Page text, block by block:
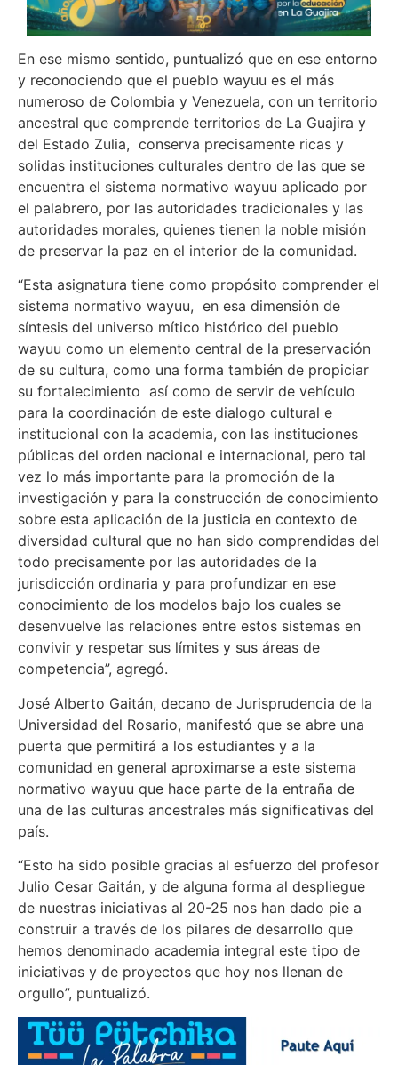
En ese mismo sentido, puntualizó que en ese entorno
y reconociendo que el pueblo wayuu es el más
numeroso de Colombia y Venezuela, con un territorio
ancestral que comprende territorios de La Guajira y
del Estado Zulia, conserva precisamente ricas y
solidas instituciones culturales dentro de las que se
encuentra el sistema normativo wayuu aplicado por
el palabrero, por las autoridades tradicionales y las
autoridades morales, quienes tienen la noble misión
de preservar la paz en el interior de la comunidad.
“Esta asignatura tiene como propósito comprender el
sistema normativo wayuu, en esa dimensión de
síntesis del universo mítico histórico del pueblo
wayuu como un elemento central de la preservación
de su cultura, como una forma también de propiciar
su fortalecimiento así como de servir de vehículo
para la coordinación de este dialogo cultural e
institucional con la academia, con las instituciones
públicas del orden nacional e internacional, pero tal
vez lo más importante para la promoción de la
investigación y para la construcción de conocimiento
sobre esta aplicación de la justicia en contexto de
diversidad cultural que no han sido comprendidas del
todo precisamente por las autoridades de la
jurisdicción ordinaria y para profundizar en ese
conocimiento de los modelos bajo los cuales se
desenvuelve las relaciones entre estos sistemas en
convivir y respetar sus límites y sus áreas de
competencia”, agregó.
José Alberto Gaitán, decano de Jurisprudencia de la
Universidad del Rosario, manifestó que se abre una
puerta que permitirá a los estudiantes y a la
comunidad en general aproximarse a este sistema
normativo wayuu que hace parte de la entraña de
una de las culturas ancestrales más significativas del
país.
“Esto ha sido posible gracias al esfuerzo del profesor
Julio Cesar Gaitán, y de alguna forma al despliegue
de nuestras iniciativas al 20-25 nos han dado pie a
construir a través de los pilares de desarrollo que
hemos denominado academia integral este tipo de
iniciativas y de proyectos que hoy nos llenan de
orgullo”, puntualizó.